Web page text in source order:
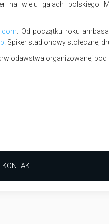
na wielu galach polskiego
. Od początku roku
. Spiker stadionowy stołecznej
organizowanej pod
KONTAKT